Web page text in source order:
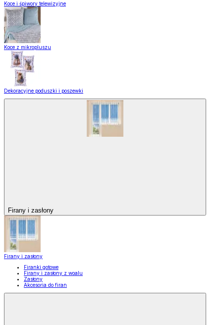
Koce i śpiwory telewizyjne
Koce z mikropluszu
Dekoracyjne poduszki i poszewki
Firany i zasłony
Firany i zasłony
Firanki gotowe
Firany i zasłony z woalu
Zasłony
Akcesoria do firan